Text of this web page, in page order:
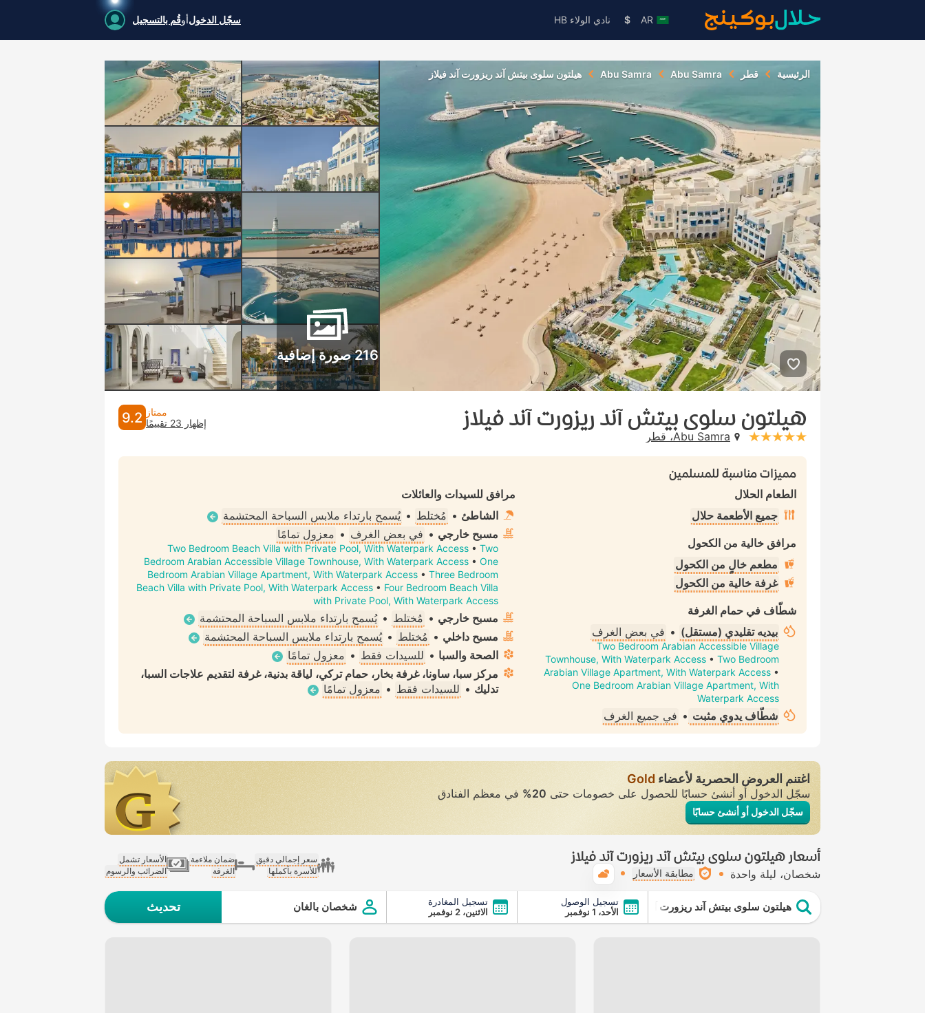
AR
$ نادي الولاء HB سجّل الدخولأوقُم بالتسجيل
الرئيسية قطر Abu Samra
Abu Samra هيلتون سلوى بيتش آند ريزورت آند فيلاز
216 صورة إضافية
هيلتون سلوى بيتش آند ريزورت آند فيلاز
stars: 5Abu Samra، قطر
ممتاز
إظهار 23 تقييمًا
9.2
مميزات مناسبة للمسلمين
الطعام الحلال
جميع الأطعمة حلال
مرافق خالية من الكحول
مطعم خالٍ من الكحول
غرفة خالية من الكحول
شطّاف في حمام الغرفة
بيديه تقليدي (مستقل) • في بعض الغرف
Two Bedroom Arabian Accessible Village
Townhouse, With Waterpark Access • Two Bedroom
Arabian Village Apartment, With Waterpark Access •
One Bedroom Arabian Village Apartment, With
Waterpark Access
شطّاف يدوي مثبت • في جميع الغرف
مرافق للسيدات والعائلات
الشاطئ • مُختلط • يُسمح بارتداء ملابس السباحة المحتشمة
مسبح خارجي • في بعض الغرف • معزول تمامًا
Two Bedroom Beach Villa with Private Pool, With Waterpark Access • Two
Bedroom Arabian Accessible Village Townhouse, With Waterpark Access • One
Bedroom Arabian Village Apartment, With Waterpark Access • Three Bedroom
Beach Villa with Private Pool, With Waterpark Access • Four Bedroom Beach Villa
with Private Pool, With Waterpark Access
مسبح خارجي • مُختلط • يُسمح بارتداء ملابس السباحة المحتشمة
مسبح داخلي • مُختلط • يُسمح بارتداء ملابس السباحة المحتشمة
الصحة والسبا • للسيدات فقط • معزول تمامًا
مركز سبا، ساونا، غرفة بخار، حمام تركي، لياقة بدنية، غرفة لتقديم علاجات السبا،
تدليك • للسيدات فقط • معزول تمامًا
اغتنم العروض الحصرية لأعضاء Gold
سجّل الدخول أو أنشئ حسابًا للحصول على خصومات حتى 20% في معظم الفنادق
سجّل الدخول أو أنشئ حسابًا
أسعار هيلتون سلوى بيتش آند ريزورت آند فيلاز
شخصان ليلة واحدة مطابقة الأسعار
سعر إجمالي دقيق
للأسرة بأكملها
ضمان ملاءمة
الغرفة
الأسعار تشمل
الضرائب والرسوم
هيلتون سلوى بيتش آند ريزورت آند فيلاز تسجيل الوصول
الأحد، 1 نوفمبر
تسجيل المغادرة
الاثنين، 2 نوفمبر
شخصان بالغان تحديث